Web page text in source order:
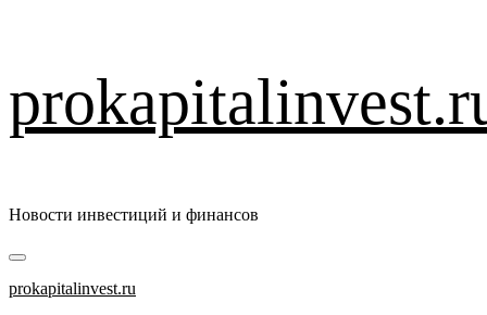
к
содержимому
Новости инвестиций и финансов
Основное
меню
prokapitalinvest.ru